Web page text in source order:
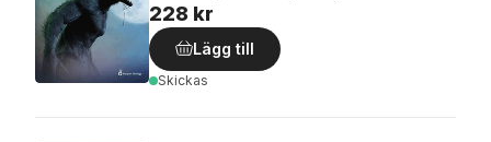
228 kr
Lägg till
Skickas